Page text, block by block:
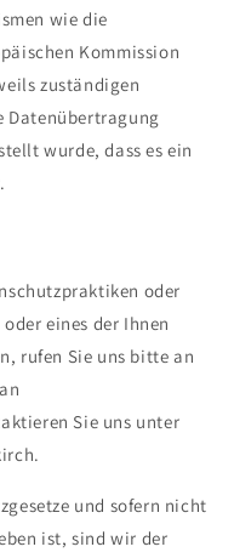
wie die
Kommission
zuständigen
Datenübertragung
wurde, dass es ein
oder
eines der Ihnen
rufen Sie uns bitte an
Sie uns unter
und sofern nicht
ist, sind wir der